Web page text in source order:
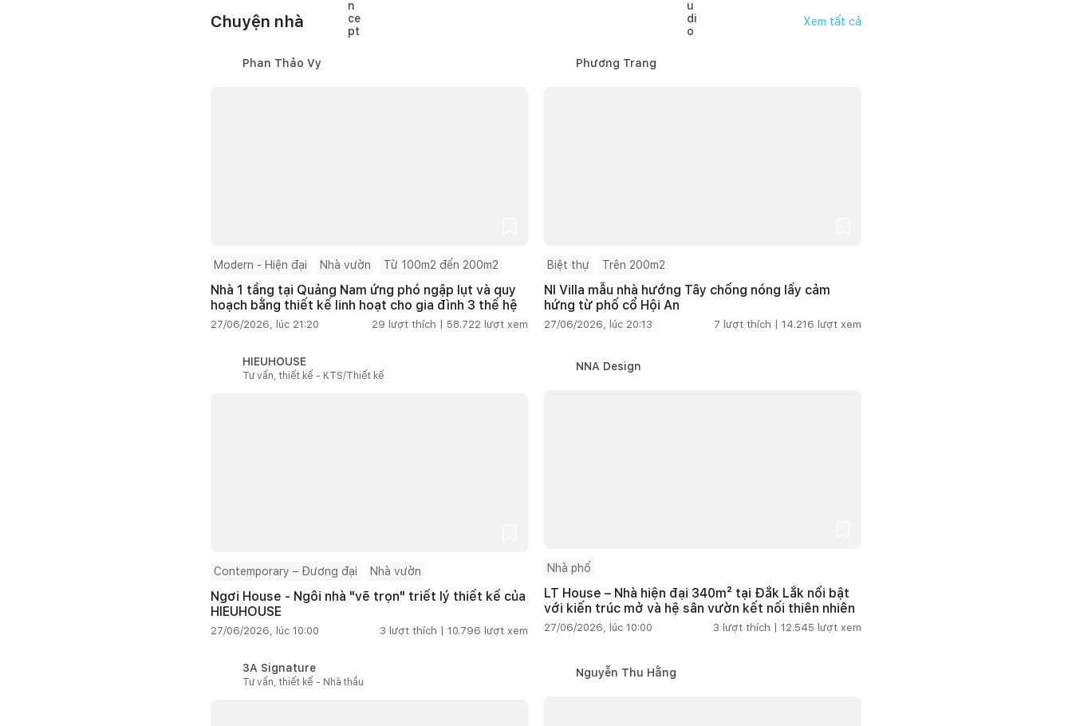
Chuyện nhà Xem tất cả
Phan Thảo Vy
Modern - Hiện đại Nhà vườn Từ 100m2 đến 200m2
Nhà 1 tầng tại Quảng Nam ứng phó ngập lụt và quy
hoạch bằng thiết kế linh hoạt cho gia đình 3 thế hệ
27/06/2026, lúc 21:20 29 lượt thích | 58.722 lượt xem
Phương Trang
Biệt thự Trên 200m2
NI Villa mẫu nhà hướng Tây chống nóng lấy cảm
hứng từ phố cổ Hội An
27/06/2026, lúc 20:13 7 lượt thích | 14.216 lượt xem
HIEUHOUSE
Tư vấn, thiết kế - KTS/Thiết kế
Contemporary – Đương đại Nhà vườn
Ngơi House - Ngôi nhà "vẽ trọn" triết lý thiết kế của
HIEUHOUSE
27/06/2026, lúc 10:00 3 lượt thích | 10.796 lượt xem
NNA Design
Nhà phố
LT House – Nhà hiện đại 340m² tại Đắk Lắk nổi bật
với kiến trúc mở và hệ sân vườn kết nối thiên nhiên
27/06/2026, lúc 10:00 3 lượt thích | 12.545 lượt xem
3A Signature
Tư vấn, thiết kế - Nhà thầu
Nguyễn Thu Hằng